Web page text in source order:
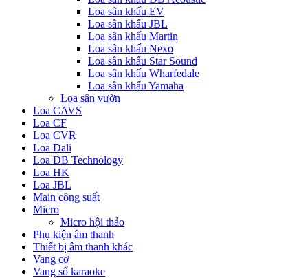
Loa sân khấu EV
Loa sân khấu JBL
Loa sân khấu Martin
Loa sân khấu Nexo
Loa sân khấu Star Sound
Loa sân khấu Wharfedale
Loa sân khấu Yamaha
Loa sân vườn
Loa CAVS
Loa CF
Loa CVR
Loa Dali
Loa DB Technology
Loa HK
Loa JBL
Main công suất
Micro
Micro hội thảo
Phụ kiện âm thanh
Thiết bị âm thanh khác
Vang cơ
Vang số karaoke